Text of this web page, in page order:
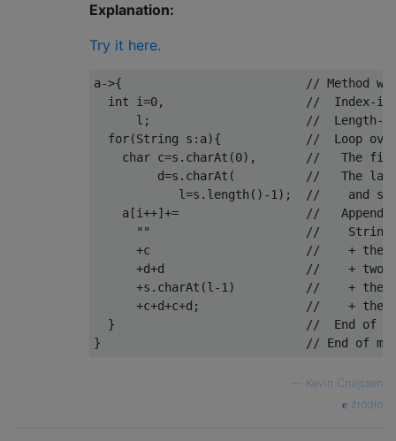
Explanation:
Try it here.
a->{
// Method
int i=0,
//  Index-
      l
;
//  Length-
for(String s : a){
//  Loop
char c=s . charAt (0),
//   The
         d
=s . charAt (
//   The last
            l
=s . length ()-1);
//    and
    a
[i++]+=
//   Append
""
//    String
+c
//    + the
+d+d
//    + two
+s . charAt (l-1)
//    + the
+c+d+c+d ;
//    + the
}
//  End of
}
// End of
Kevin Cruijssen
źródło